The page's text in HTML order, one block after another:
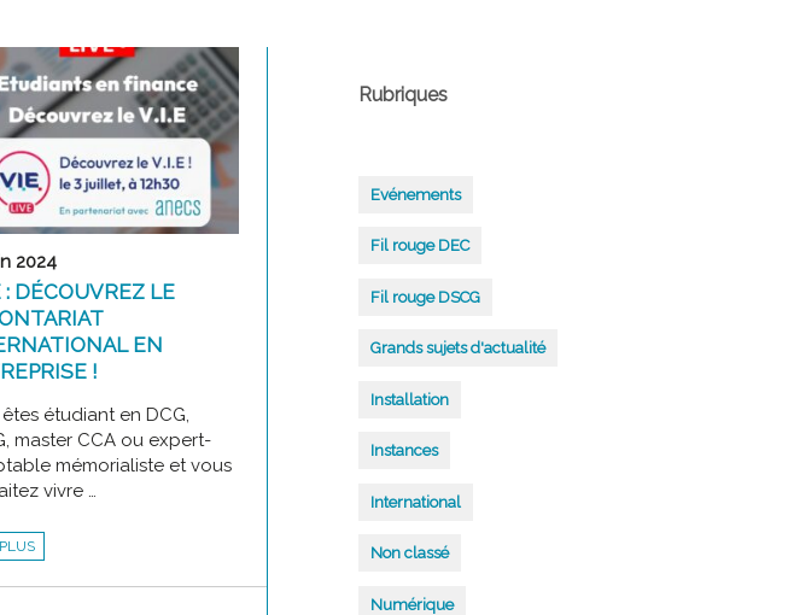
2024
: DÉCOUVREZ LE
EN
!
étudiant en DCG,
master CCA ou expert-
mémorialiste et vous
vivre …
Rubriques
Evénements
Fil rouge DEC
Fil rouge DSCG
Grands sujets d'actualité
Installation
Instances
International
Non classé
Numérique